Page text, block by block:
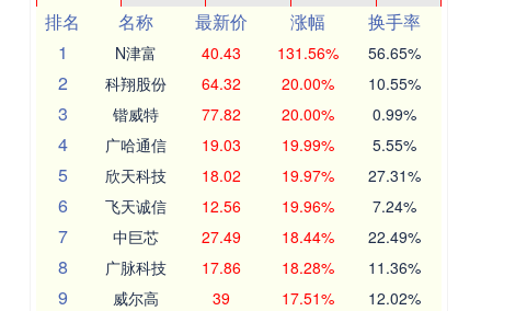
排名
名称 最新价 涨幅
换手率
1
N津富 40.43 131.56% 56.65%
2 科翔股份 64.32 20.00% 10.55%
3 锴威特 77.82 20.00% 0.99%
4 广哈通信 19.03 19.99% 5.55%
5 欣天科技 18.02 19.97% 27.31%
6 飞天诚信 12.56 19.96% 7.24%
7 中巨芯 27.49 18.44% 22.49%
8 广脉科技 17.86 18.28% 11.36%
9 威尔高 39 17.51% 12.02%